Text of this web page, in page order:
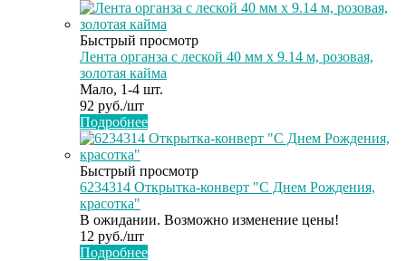
Быстрый просмотр
Лента органза с леской 40 мм х 9.14 м, розовая,
золотая кайма
Мало, 1-4 шт.
92 руб./шт
Подробнее
Быстрый просмотр
6234314 Открытка-конверт "С Днем Рождения,
красотка"
В ожидании. Возможно изменение цены!
12 руб./шт
Подробнее